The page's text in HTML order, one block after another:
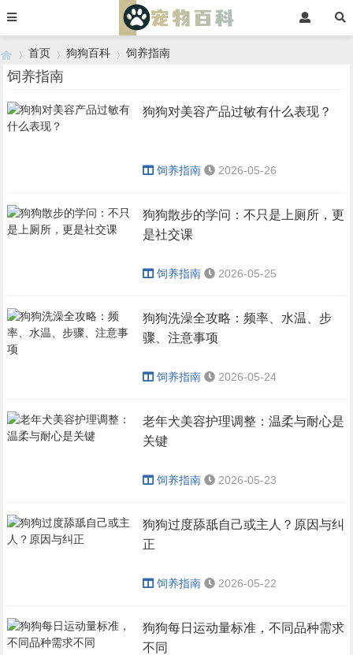
›
首页 狗狗百科 饲养指南
饲养指南
狗狗对美容产品过敏有什么表现？
饲养指南 2026-05-26
狗狗散步的学问：不只是上厕所，更
是社交课
饲养指南 2026-05-25
狗狗洗澡全攻略：频率、水温、步
骤、注意事项
饲养指南 2026-05-24
老年犬美容护理调整：温柔与耐心是
关键
饲养指南 2026-05-23
狗狗过度舔舐自己或主人？原因与纠
正
饲养指南 2026-05-22
狗狗每日运动量标准，不同品种需求
不同